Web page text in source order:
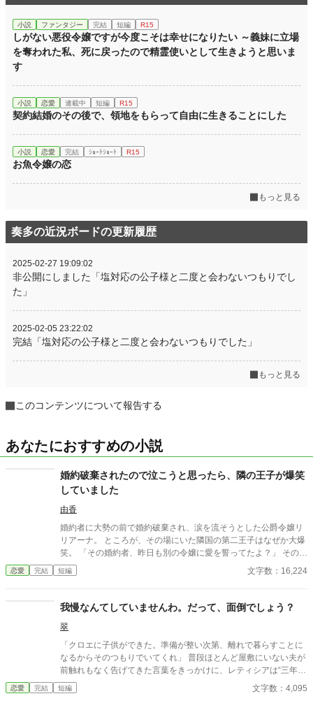
小説 ファンタジー 完結 短編 R15
しがない悪役令嬢ですが今度こそは幸せになりたい ～義妹に立場
を奪われた私、死に戻ったので精霊使いとして生きようと思いま
す
小説 恋愛 連載中 短編 R15
契約結婚のその後で、領地をもらって自由に生きることにした
小説 恋愛 完結 ｼｮｰﾄｼｮｰﾄ R15
お魚令嬢の恋
もっと見る
奏多の近況ボードの更新履歴
2025-02-27 19:09:02
非公開にしました「塩対応の公子様と二度と会わないつもりでし
た」
2025-02-05 23:22:02
完結「塩対応の公子様と二度と会わないつもりでした」
もっと見る
このコンテンツについて報告する
あなたにおすすめの小説
婚約破棄されたので泣こうと思ったら、隣の王子が爆笑
していました
由香
婚約者に大勢の前で婚約破棄され、涙を流そうとした公爵令嬢リ
リアーナ。 ところが、その場にいた隣国の第二王子はなぜか大爆
笑。 「その婚約者、昨日も別の令嬢に愛を誓ってたよ？」 その一
言から、元婚約者の嘘は次々と暴かれ、自滅の連続！ 泣くはずだ
った婚約破棄は、笑いと溺愛にあふれた人生逆転劇の幕開けだっ
恋愛 完結 短編 文字数：16,224
我慢なんてしていませんわ。だって、面倒でしょう？
翠
「クロエに子供ができた。準備が整い次第、離れで暮らすことに
なるからそのつもりでいてくれ」 普段ほとんど屋敷にいない夫が
前触れもなく告げてきた言葉をきっかけに、レティシアは“三年
間”の契約を終わらせることにした。 赤の他人を屋敷に迎えるこ
とはしない。 不要なものに感情を砕く理由などない。 「だって、
恋愛 完結 短編 文字数：4,095